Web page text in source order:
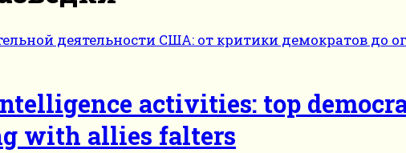
activities: top
with allies falters